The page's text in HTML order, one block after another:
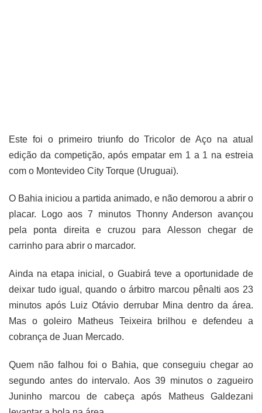
Este foi o primeiro triunfo do Tricolor de Aço na atual
edição da competição, após empatar em 1 a 1 na estreia
com o Montevideo City Torque (Uruguai).
O Bahia iniciou a partida animado, e não demorou a abrir o
placar. Logo aos 7 minutos Thonny Anderson avançou
pela ponta direita e cruzou para Alesson chegar de
carrinho para abrir o marcador.
Ainda na etapa inicial, o Guabirá teve a oportunidade de
deixar tudo igual, quando o árbitro marcou pênalti aos 23
minutos após Luiz Otávio derrubar Mina dentro da área.
Mas o goleiro Matheus Teixeira brilhou e defendeu a
cobrança de Juan Mercado.
Quem não falhou foi o Bahia, que conseguiu chegar ao
segundo antes do intervalo. Aos 39 minutos o zagueiro
Juninho marcou de cabeça após Matheus Galdezani